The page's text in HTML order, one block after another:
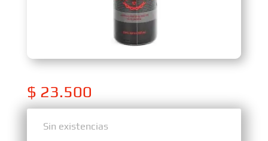
$ 23.500
Sin existencias
Sin existencias